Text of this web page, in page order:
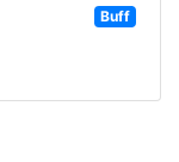
Buff